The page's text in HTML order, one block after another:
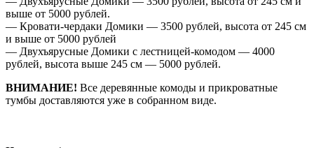
выше от 5000 рублей.
— Кровати-чердаки Домики — 3500 рублей, высота от 245 см
и выше от 5000 рублей
— Двухъярусные Домики с лестницей-комодом — 4000
рублей, высота выше 245 см — 5000 рублей.
ВНИМАНИЕ! Все деревянные комоды и прикроватные
тумбы доставляются уже в собранном виде.